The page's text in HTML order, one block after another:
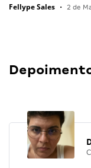
Fellype Sales • 2 de